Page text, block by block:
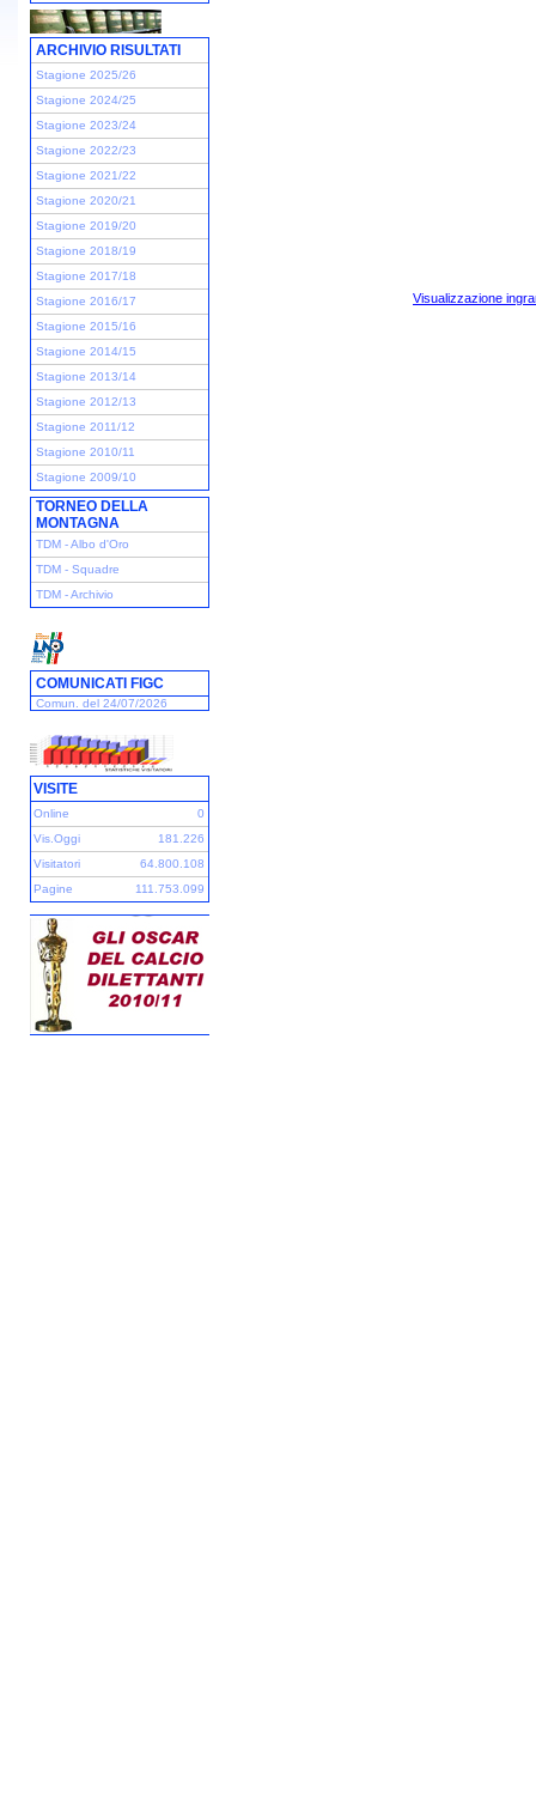
ARCHIVIO RISULTATI
Stagione 2025/26
Stagione 2024/25
Stagione 2023/24
Stagione 2022/23
Stagione 2021/22
Stagione 2020/21
Stagione 2019/20
Stagione 2018/19
Stagione 2017/18
Stagione 2016/17
Stagione 2015/16
Stagione 2014/15
Stagione 2013/14
Stagione 2012/13
Stagione 2011/12
Stagione 2010/11
Stagione 2009/10
TORNEO DELLA
MONTAGNA
TDM - Albo d'Oro
TDM - Squadre
TDM - Archivio
COMUNICATI FIGC
Comun. del 24/07/2026
VISITE
Online
0
Vis.Oggi
181.226
Visitatori
64.800.108
Pagine
111.753.099
Visualizzazione